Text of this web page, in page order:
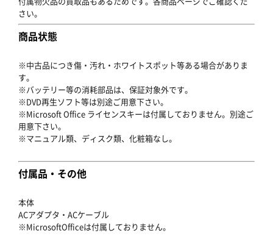
さい。
商品状態
※中古品につき傷・汚れ・ホワイトスポット等ある場合がありま
す。
※バッテリー等の消耗部品は、保証対象外です。
※DVD再生ソフト等は別途ご用意下さい。
※Microsoft Office ライセンスキーは付属しておりません。別途ご
用意下さい。
※マニュアル類、ディスク類、化粧箱なし。
付属品・その他
本体
ACアダプタ・ACケーブル
※MicrosoftOfficeは付属しておりません。